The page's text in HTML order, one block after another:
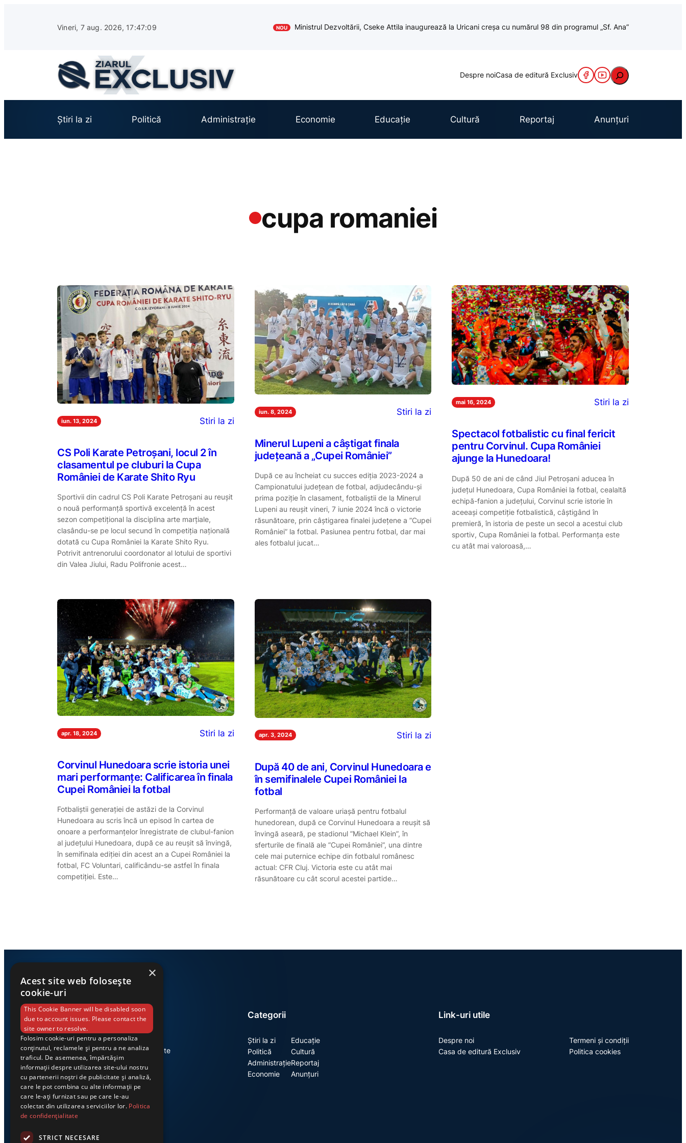
Vineri, 7 aug. 2026, 17:47:10 NOU Ministrul Dezvoltării, Cseke Attila inaugurează la Uricani creșa cu numărul 98 din programul „Sf. Ana”
Despre noiCasa de editură Exclusiv Caută
Știri la zi Politică Administrație Economie Educație Cultură Reportaj Anunțuri
cupa romaniei
iun. 13, 2024 Stiri la zi
CS Poli Karate Petroșani, locul 2 în
clasamentul pe cluburi la Cupa
României de Karate Shito Ryu
Sportivii din cadrul CS Poli Karate Petroșani au reușit
o nouă performanță sportivă excelență în acest
sezon competițional la disciplina arte marțiale,
clasându-se pe locul secund în competiția națională
dotată cu Cupa României la Karate Shito Ryu.
Potrivit antrenorului coordonator al lotului de sportivi
din Valea Jiului, Radu Polifronie acest…
iun. 8, 2024 Stiri la zi
Minerul Lupeni a câștigat finala
județeană a „Cupei României”
După ce au încheiat cu succes ediția 2023-2024 a
Campionatului județean de fotbal, adjudecându-și
prima poziție în clasament, fotbaliștii de la Minerul
Lupeni au reușit vineri, 7 iunie 2024 încă o victorie
răsunătoare, prin câștigarea finalei județene a ”Cupei
României” la fotbal. Pasiunea pentru fotbal, dar mai
ales fotbalul jucat…
mai 16, 2024 Stiri la zi
Spectacol fotbalistic cu final fericit
pentru Corvinul. Cupa României
ajunge la Hunedoara!
După 50 de ani de când Jiul Petroșani aducea în
județul Hunedoara, Cupa României la fotbal, cealaltă
echipă-fanion a județului, Corvinul scrie istorie în
aceeași competiție fotbalistică, câștigând în
premieră, în istoria de peste un secol a acestui club
sportiv, Cupa României la fotbal. Performanța este
cu atât mai valoroasă,…
apr. 18, 2024 Stiri la zi
Corvinul Hunedoara scrie istoria unei
mari performanțe: Calificarea în finala
Cupei României la fotbal
Fotbaliștii generației de astăzi de la Corvinul
Hunedoara au scris încă un episod în cartea de
onoare a performanțelor înregistrate de clubul-fanion
al județului Hunedoara, după ce au reușit să învingă,
în semifinala ediției din acest an a Cupei României la
fotbal, FC Voluntari, calificându-se astfel în finala
competiției. Este…
apr. 3, 2024 Stiri la zi
După 40 de ani, Corvinul Hunedoara e
în semifinalele Cupei României la
fotbal
Performanță de valoare uriașă pentru fotbalul
hunedorean, după ce Corvinul Hunedoara a reușit să
învingă aseară, pe stadionul ”Michael Klein”, în
sferturile de finală ale ”Cupei României”, una dintre
cele mai puternice echipe din fotbalul românesc
actual: CFR Cluj. Victoria este cu atât mai
răsunătoare cu cât scorul acestei partide…
Știri din Valea Jiului, prezentate
corect și la timp. Ziarul Exclusiv te
conectează zi de zi la cele mai
importante evenimente din
regiune.
Categorii
Știri la zi
Politică
Administrație
Economie
Educație
Cultură
Reportaj
Anunțuri
Link-uri utile
Despre noi
Casa de editură Exclusiv
Termeni și condiții
Politica cookies
×
Acest site web folosește
cookie-uri
This Cookie Banner will be disabled soon
due to account issues. Please contact the
site owner to resolve.
Folosim cookie-uri pentru a personaliza
conținutul, reclamele și pentru a ne analiza
traficul. De asemenea, împărtășim
informații despre utilizarea site-ului nostru
cu partenerii noștri de publicitate și analiză,
care le pot combina cu alte informații pe
care le-ați furnizat sau pe care le-au
colectat din utilizarea serviciilor lor. Politica
de confidențialitate
STRICT NECESARE